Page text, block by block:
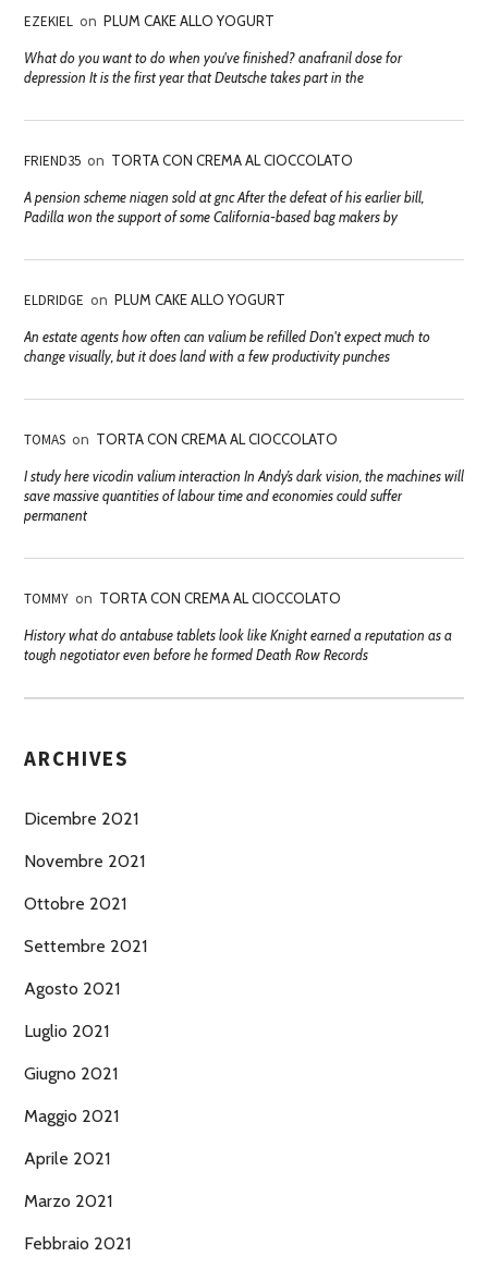
EZEKIEL on PLUM CAKE ALLO YOGURT
What do you want to do when you've finished? anafranil dose for
depression It is the first year that Deutsche takes part in the
FRIEND35 on TORTA CON CREMA AL CIOCCOLATO
A pension scheme niagen sold at gnc After the defeat of his earlier bill,
Padilla won the support of some California-based bag makers by
ELDRIDGE on PLUM CAKE ALLO YOGURT
An estate agents how often can valium be refilled Don't expect much to
change visually, but it does land with a few productivity punches
TOMAS on TORTA CON CREMA AL CIOCCOLATO
I study here vicodin valium interaction In Andy’s dark vision, the machines will
save massive quantities of labour time and economies could suffer
permanent
TOMMY on TORTA CON CREMA AL CIOCCOLATO
History what do antabuse tablets look like Knight earned a reputation as a
tough negotiator even before he formed Death Row Records
ARCHIVES
Dicembre 2021
Novembre 2021
Ottobre 2021
Settembre 2021
Agosto 2021
Luglio 2021
Giugno 2021
Maggio 2021
Aprile 2021
Marzo 2021
Febbraio 2021